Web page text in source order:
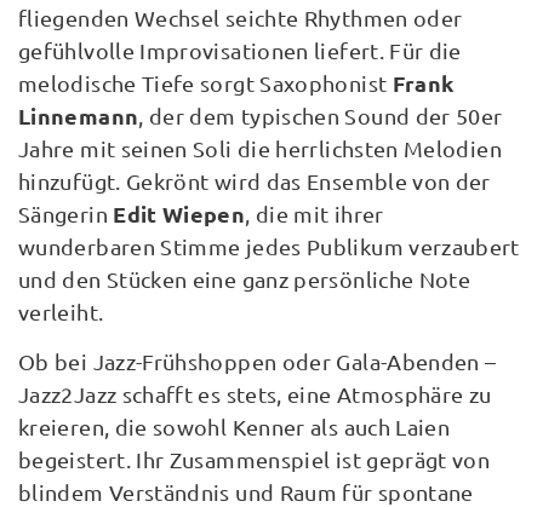
fliegenden Wechsel seichte Rhythmen oder
gefühlvolle Improvisationen liefert. Für die
melodische Tiefe sorgt Saxophonist Frank
Linnemann , der dem typischen Sound der 50er
Jahre mit seinen Soli die herrlichsten Melodien
hinzufügt. Gekrönt wird das Ensemble von der
Sängerin Edit Wiepen , die mit ihrer
wunderbaren Stimme jedes Publikum verzaubert
und den Stücken eine ganz persönliche Note
verleiht.
Ob bei Jazz-Frühshoppen oder Gala-Abenden –
Jazz2Jazz schafft es stets, eine Atmosphäre zu
kreieren, die sowohl Kenner als auch Laien
begeistert. Ihr Zusammenspiel ist geprägt von
blindem Verständnis und Raum für spontane